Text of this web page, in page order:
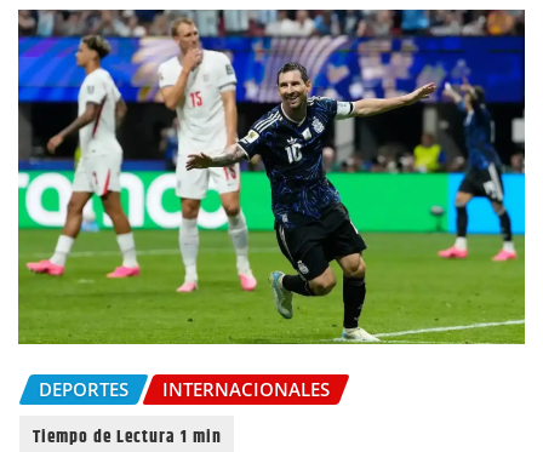
DEPORTES INTERNACIONALES